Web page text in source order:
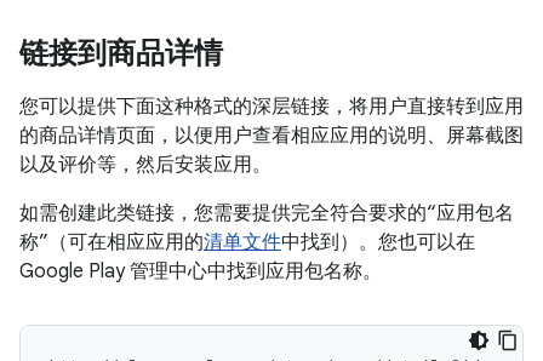
链接到商品详情
您可以提供下面这种格式的深层链接，将用户直接转到应用
的商品详情页面，以便用户查看相应应用的说明、屏幕截图
以及评价等，然后安装应用。
如需创建此类链接，您需要提供完全符合要求的“应用包名
称”（可在相应应用的清单文件中找到）。 您也可以在
Google Play 管理中心中找到应用包名称。